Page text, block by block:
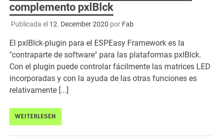
complemento pxlBlck
Publicada el 12. December 2020 por Fab
El pxlBlck-plugin para el ESPEasy Framework es la
"contraparte de software" para las plataformas pxlBlck.
Con el plugin puede controlar fácilmente las matrices LED
incorporadas y con la ayuda de las otras funciones es
relativamente [...]
WEITERLESEN